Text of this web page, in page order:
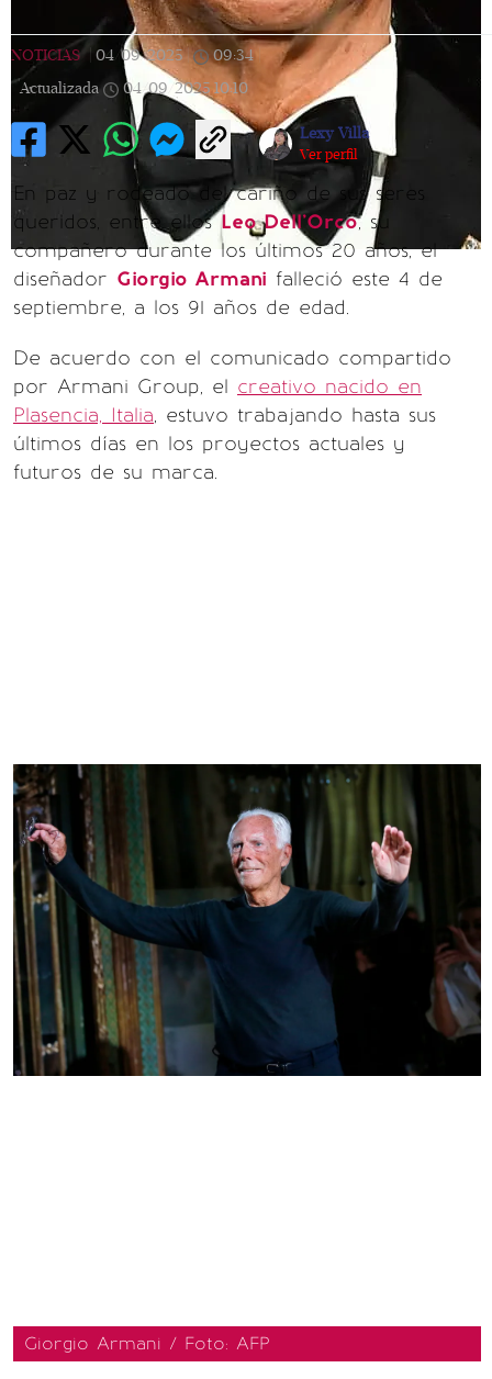
NOTICIAS 04/09/2025 | 09:34
Actualizada
04/09/2025 10:10
Lexy Villa
Ver perfil
En paz y rodeado del cariño de sus seres
queridos, entre ellosLeo Dell'Orco, su
compañero durante los últimos 20 años, el
diseñador Giorgio Armani falleció este 4 de
septiembre, a los 91 años de edad.
De acuerdo con el comunicado compartido
por Armani Group, el creativo nacido en
Plasencia, Italia, estuvo trabajando hasta sus
últimos días en los proyectos actuales y
futuros de su marca.
Giorgio Armani / Foto: AFP